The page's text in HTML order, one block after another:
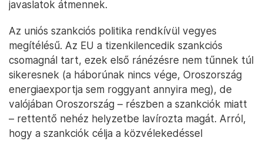
javaslatok átmennek.
Az uniós szankciós politika rendkívül vegyes
megítélésű. Az EU a tizenkilencedik szankciós
csomagnál tart, ezek első ránézésre nem tűnnek túl
sikeresnek (a háborúnak nincs vége, Oroszország
energiaexportja sem roggyant annyira meg), de
valójában Oroszország – részben a szankciók miatt
– rettentő nehéz helyzetbe lavírozta magát. Arról,
hogy a szankciók célja a közvélekedéssel